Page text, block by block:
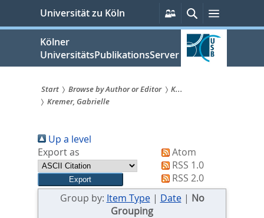
springen
Universität zu Köln
Persönliche
Services
SucheMenü
Kölner
UniversitätsPublikationsServer
Sie
sind
hier:
Start Browse by Author or Editor
K...
Kremer, Gabrielle
Up a level
Export as
Atom
RSS 1.0
RSS 2.0
Group by: Item Type| Date| No
Grouping